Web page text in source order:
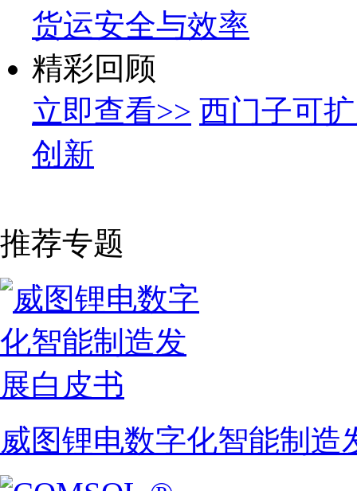
货运安全与效率
精彩回顾
立即查看>> 西门子可
创新
推荐专题
威图锂电数字化智能制造